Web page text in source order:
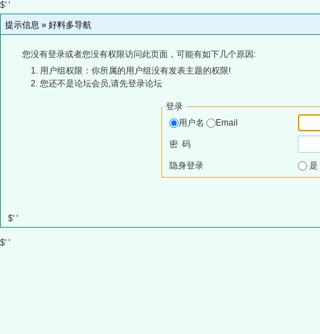
$' '
提示信息 » 好料多导航
您没有登录或者您没有权限访问此页面，可能有如下几个原因:
用户组权限：你所属的用户组没有发表主题的权限!
您还不是论坛会员,请先登录论坛
登录
用户名
Email
密 码
隐身登录
$' '
$' '